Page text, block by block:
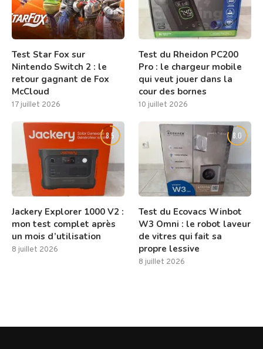
Test Star Fox sur
Nintendo Switch 2 : le
retour gagnant de Fox
McCloud
17 juillet 2026
Test du Rheidon PC200
Pro : le chargeur mobile
qui veut jouer dans la
cour des bornes
10 juillet 2026
8.5
Jackery Explorer 1000 V2 :
mon test complet après
un mois d’utilisation
8 juillet 2026
8.0
Test du Ecovacs Winbot
W3 Omni : le robot laveur
de vitres qui fait sa
propre lessive
8 juillet 2026